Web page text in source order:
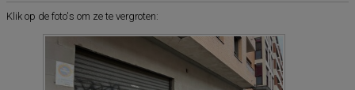
Klik op de foto's om ze te vergroten: